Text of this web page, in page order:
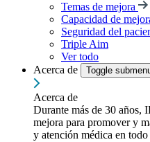
Temas de mejora
Capacidad de
Seguridad del
Triple Aim
Ver todo
Acerca de
Toggle
Acerca de
Durante más de 30 años,
mejora para promover y
y atención médica en